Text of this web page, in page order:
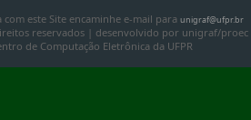
este Site encaminhe e-mail para unigraf@ufpr.br
reservados | desenvolvido por unigraf/proec
de Computação Eletrônica da UFPR